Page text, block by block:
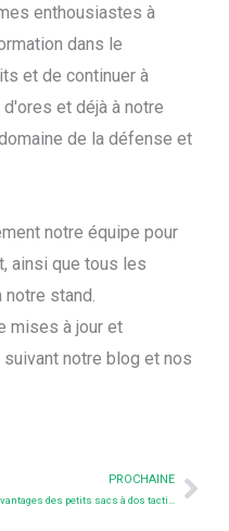
enthousiastes à
dans le
et de continuer à
et déjà à notre
de la défense et
notre équipe pour
ainsi que tous les
stand.
mises à jour et
notre blog et nos
PROCHAINE